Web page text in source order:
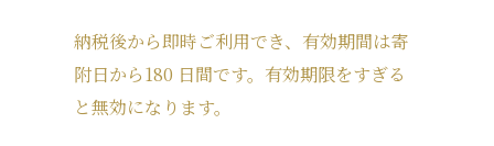
納税後から即時ご利用でき、有効期間は寄
附日から180 日間です。有効期限をすぎる
と無効になります。